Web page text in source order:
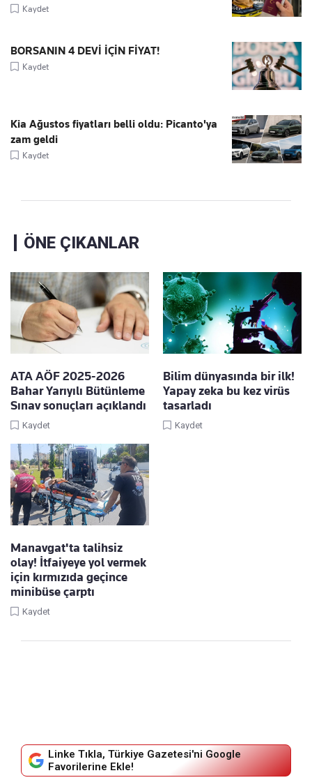
Kaydet
BORSANIN 4 DEVİ İÇİN FİYAT!
Kaydet
Kia Ağustos fiyatları belli oldu: Picanto'ya
zam geldi
Kaydet
ÖNE ÇIKANLAR
ATA AÖF 2025-2026
Bahar Yarıyılı Bütünleme
Sınav sonuçları açıklandı
Kaydet
Bilim dünyasında bir ilk!
Yapay zeka bu kez virüs
tasarladı
Kaydet
Manavgat'ta talihsiz
olay! İtfaiyeye yol vermek
için kırmızıda geçince
minibüse çarptı
Kaydet
Linke Tıkla, Türkiye Gazetesi'ni Google
Favorilerine Ekle!